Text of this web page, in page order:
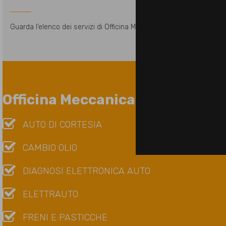
Guarda l’elenco dei servizi di Officina Meccanica, Centro
Officina Meccanica per l'Azienda
AUTO DI CORTESIA
CAMBIO OLIO
DIAGNOSI ELETTRONICA AUTO
ELETTRAUTO
FRENI E PASTICCHE